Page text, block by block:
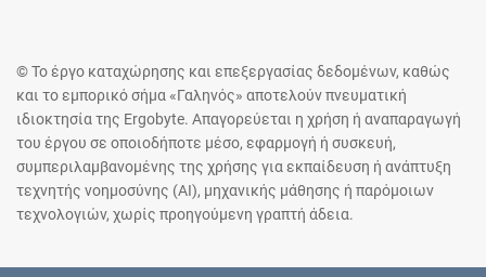
© Το έργο καταχώρησης και επεξεργασίας δεδομένων, καθώς
και το εμπορικό σήμα «Γαληνός» αποτελούν πνευματική
ιδιοκτησία της Ergobyte. Απαγορεύεται η χρήση ή αναπαραγωγή
του έργου σε οποιοδήποτε μέσο, εφαρμογή ή συσκευή,
συμπεριλαμβανομένης της χρήσης για εκπαίδευση ή ανάπτυξη
τεχνητής νοημοσύνης (AI), μηχανικής μάθησης ή παρόμοιων
τεχνολογιών, χωρίς προηγούμενη γραπτή άδεια.